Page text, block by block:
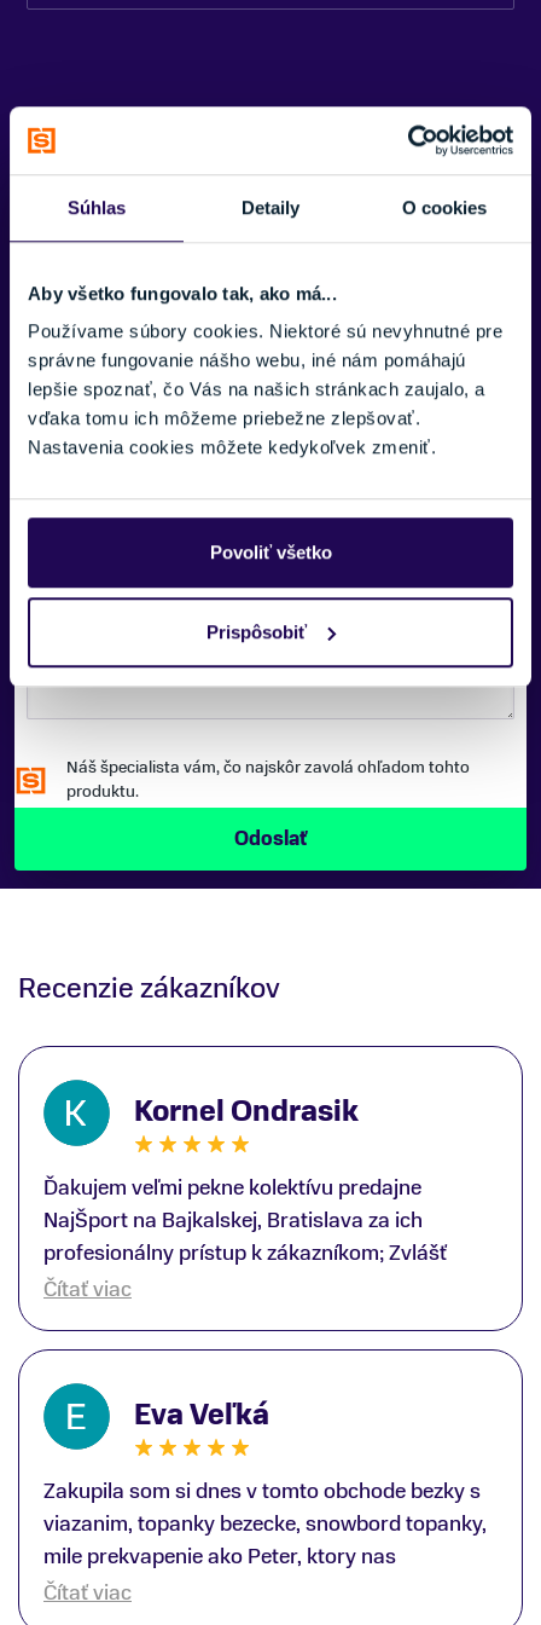
Súhlas Detaily O cookies
Aby všetko fungovalo tak, ako má...
Používame súbory cookies. Niektoré sú nevyhnutné pre
správne fungovanie nášho webu, iné nám pomáhajú
lepšie spoznať, čo Vás na našich stránkach zaujalo, a
vďaka tomu ich môžeme priebežne zlepšovať.
Nastavenia cookies môžete kedykoľvek zmeniť.
Povoliť všetko
Prispôsobiť
Potrebujete viac informácii? Sme tu
VAŠE MENO:
E-MAIL:
SPRÁVA:
Náš špecialista vám, čo najskôr zavolá ohľadom tohto
produktu.
Recenzie zákazníkov
Kornel Ondrasik
Ďakujem veľmi pekne kolektívu predajne
NajŠport na Bajkalskej, Bratislava za ich
profesionálny prístup k zákazníkom; Zvlášť
ďakujem špecialistovi Martinovi Gunišovi za
lyžiarskej obuvi, ako aj prilby.. všetko značka
Atomic; Pán Martin Guniš mi svojou
odbornosťou otvoril nové obzory a dozvedel
som sa, vďaka jeho profesionálnemu prístupu k
zákazníkovi, up-to-date informácie o nových
trendoch v lyžiarských technológiách; Z
predajne NajŠport som odchádzal s nakúpom
nového lyžiarského vybavenia nielen ako veľmi
spokojný zákazník, ale aj s rešpektom, že
Čítať viac
Eva Veľká
Zakupila som si dnes v tomto obchode bezky s
viazanim, topanky bezecke, snowbord topanky,
mile prekvapenie ako Peter, ktory nas
obsluhoval mal prehlad, poradil nam super. Za
Čítať viac